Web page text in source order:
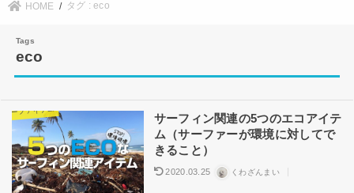
HOME タグ : eco
eco
サーフアイテム
サーフィン関連の5つのエコアイテ
ム（サーファーが環境に対してで
きること）
2020.03.25 くわざんまい